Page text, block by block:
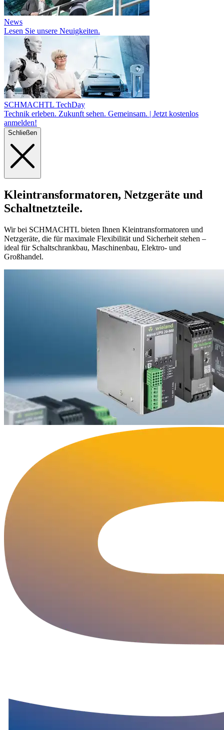
News
Lesen Sie unsere Neuigkeiten.
SCHMACHTL TechDay
Technik erleben. Zukunft sehen. Gemeinsam. | Jetzt kostenlos
anmelden!
Schließen
Kleintransformatoren, Netzgeräte und
Schaltnetzteile.
Wir bei SCHMACHTL bieten Ihnen Kleintransformatoren und
Netzgeräte, die für maximale Flexibilität und Sicherheit stehen –
ideal für Schaltschrankbau, Maschinenbau, Elektro- und
Großhandel.